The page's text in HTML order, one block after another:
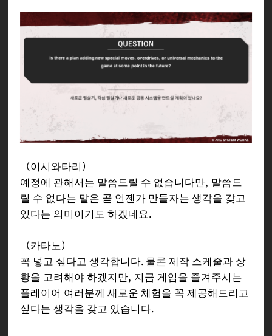
（이시와타리）
예정에 관해서는 말씀드릴 수 없습니다만, 말씀드
릴 수 없다는 말은 곧 언젠가 만들자는 생각을 갖고
있다는 의미이기도 하겠네요.
（카타노）
꼭 넣고 싶다고 생각합니다. 물론 제작 스케줄과 상
황을 고려해야 하겠지만, 지금 게임을 즐겨주시는
플레이어 여러분께 새로운 체험을 꼭 제공해드리고
싶다는 생각을 갖고 있습니다.